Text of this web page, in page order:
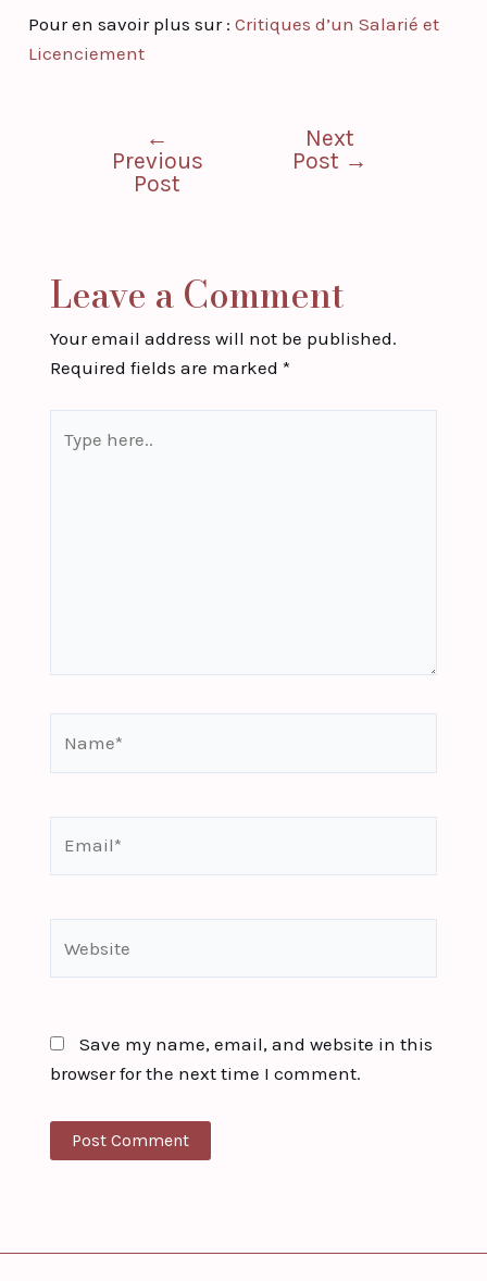
Pour en savoir plus sur :Critiques d’un Salarié et
Licenciement
←
Previous
Post
Next
Post →
Leave a Comment
Your email address will not be published.
Required fields are marked *
here..
Save my name, email, and website in this
browser for the next time I comment.